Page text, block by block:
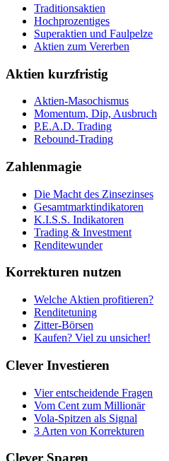
Traditionsaktien
Hochprozentiges
Superaktien und Faulpelze
Aktien zum Vererben
Aktien kurzfristig
Aktien-Masochismus
Momentum, Dip, Ausbruch
P.E.A.D. Trading
Rebound-Trading
Zahlenmagie
Die Macht des Zinsezinses
Gesamtmarktindikatoren
K.I.S.S. Indikatoren
Trading & Investment
Renditewunder
Korrekturen nutzen
Welche Aktien profitieren?
Renditetuning
Zitter-Börsen
Kaufen? Viel zu unsicher!
Clever Investieren
Vier entscheidende Fragen
Vom Cent zum Millionär
Vola-Spitzen als Signal
3 Arten von Korrekturen
Clever Sparen